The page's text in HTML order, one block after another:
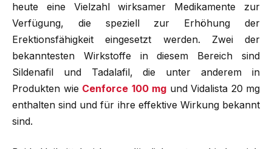
heute eine Vielzahl wirksamer Medikamente zur
Verfügung, die speziell zur Erhöhung der
Erektionsfähigkeit eingesetzt werden. Zwei der
bekanntesten Wirkstoffe in diesem Bereich sind
Sildenafil und Tadalafil, die unter anderem in
Produkten wie Cenforce 100 mg und Vidalista 20 mg
enthalten sind und für ihre effektive Wirkung bekannt
sind.